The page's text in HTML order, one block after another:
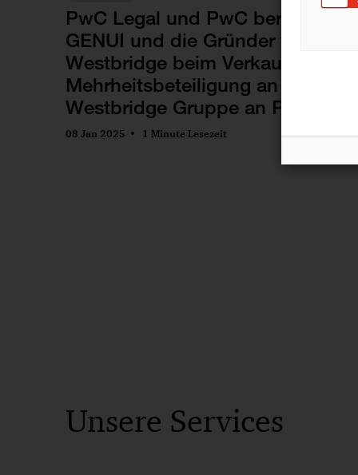
PwC Legal und PwC beraten
GENUI und die Gründer von
Westbridge beim Verkauf einer
Mehrheitsbeteiligung an der
Westbridge Gruppe an Permira
08 Jan 2025 1 Minute Lesezeit
Unsere Services